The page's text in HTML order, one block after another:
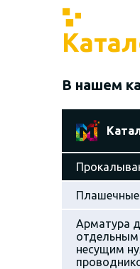
В нашем
Арматура
несущим